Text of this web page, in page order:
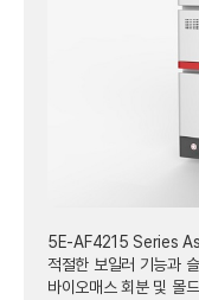
5E-AF4215 Series
적절한 보일러 기능과
바이오매스 회분 및 몰